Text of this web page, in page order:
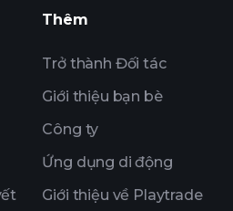
Thêm
Trở thành Đối tác
Giới thiệu bạn bè
Công ty
Ứng dụng di động
Giới thiệu về Playtrade